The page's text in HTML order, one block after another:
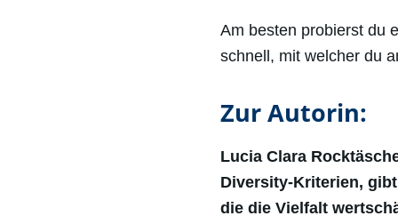
Am besten probierst du
schnell, mit welcher du
Zur Autorin:
Lucia Clara
Diversity-Kriterien,
die die Vielfalt